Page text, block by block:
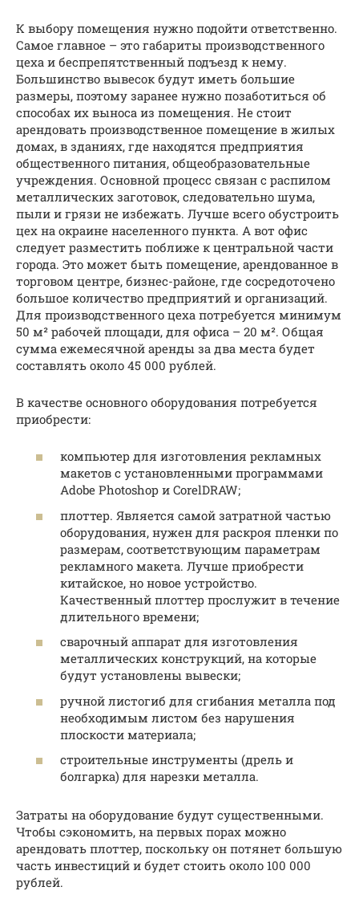
К выбору помещения нужно подойти ответственно.
Самое главное – это габариты производственного
цеха и беспрепятственный подъезд к нему.
Большинство вывесок будут иметь большие
размеры, поэтому заранее нужно позаботиться об
способах их выноса из помещения. Не стоит
арендовать производственное помещение в жилых
домах, в зданиях, где находятся предприятия
общественного питания, общеобразовательные
учреждения. Основной процесс связан с распилом
металлических заготовок, следовательно шума,
пыли и грязи не избежать. Лучше всего обустроить
цех на окраине населенного пункта. А вот офис
следует разместить поближе к центральной части
города. Это может быть помещение, арендованное в
торговом центре, бизнес-районе, где сосредоточено
большое количество предприятий и организаций.
Для производственного цеха потребуется минимум
50 м² рабочей площади, для офиса – 20 м². Общая
сумма ежемесячной аренды за два места будет
составлять около 45 000 рублей.
В качестве основного оборудования потребуется
приобрести:
компьютер для изготовления рекламных
макетов с установленными программами
Adobe Photoshop и CorelDRAW;
плоттер. Является самой затратной частью
оборудования, нужен для раскроя пленки по
размерам, соответствующим параметрам
рекламного макета. Лучше приобрести
китайское, но новое устройство.
Качественный плоттер прослужит в течение
длительного времени;
сварочный аппарат для изготовления
металлических конструкций, на которые
будут установлены вывески;
ручной листогиб для сгибания металла под
необходимым листом без нарушения
плоскости материала;
строительные инструменты (дрель и
болгарка) для нарезки металла.
Затраты на оборудование будут существенными.
Чтобы сэкономить, на первых порах можно
арендовать плоттер, поскольку он потянет большую
часть инвестиций и будет стоить около 100 000
рублей.